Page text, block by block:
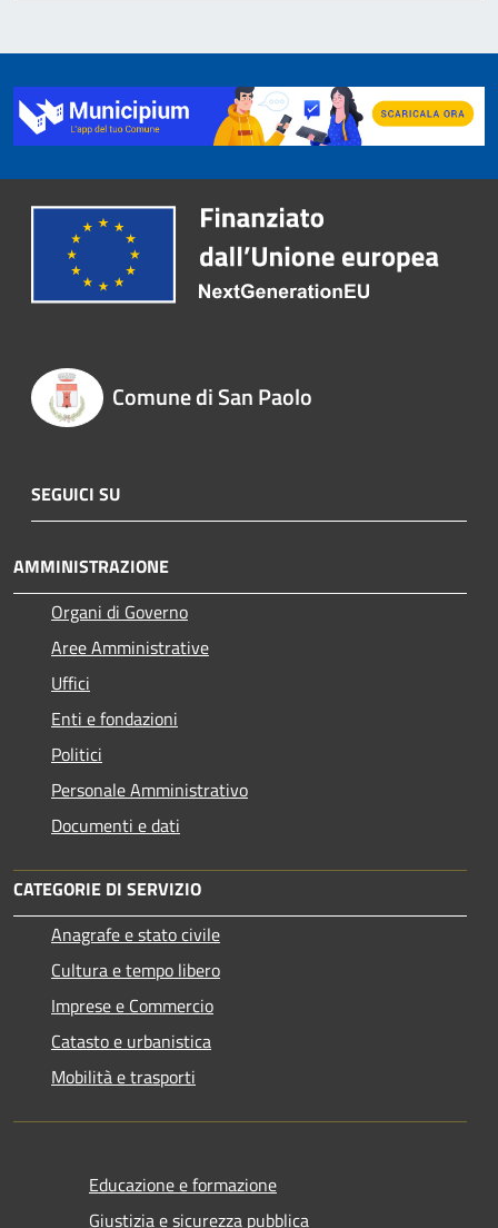
Comune di San Paolo
SEGUICI SU
AMMINISTRAZIONE
Organi di Governo
Aree Amministrative
Uffici
Enti e fondazioni
Politici
Personale Amministrativo
Documenti e dati
CATEGORIE DI SERVIZIO
Anagrafe e stato civile
Cultura e tempo libero
Imprese e Commercio
Catasto e urbanistica
Mobilità e trasporti
Educazione e formazione
Giustizia e sicurezza pubblica